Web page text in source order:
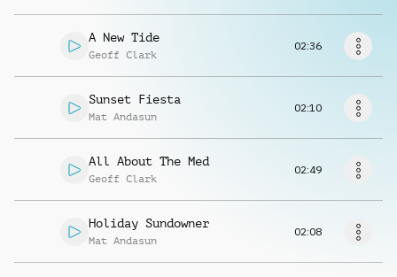
Richiedi musica
A New Tide
Geoff Clark
02:36
Sunset Fiesta
Mat Andasun
02:10
All About The Med
Geoff Clark
02:49
Holiday Sundowner
Mat Andasun
02:08